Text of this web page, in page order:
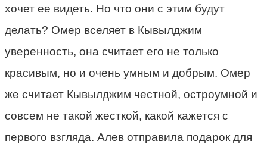
хочет ее видеть. Но что они с этим будут
делать? Омер вселяет в Кывылджим
уверенность, она считает его не только
красивым, но и очень умным и добрым. Омер
же считает Кывылджим честной, остроумной и
совсем не такой жесткой, какой кажется с
первого взгляда. Алев отправила подарок для